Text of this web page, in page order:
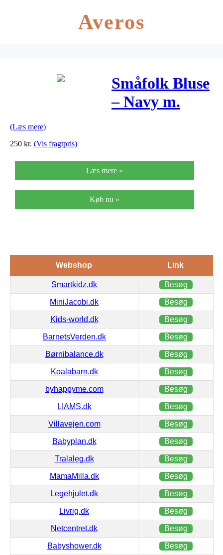
Averos
Småfolk Bluse
– Navy m.
(Læs mere)
250 kr. (Vis fragtpris)
Læs mere »
Køb nu »
Webshop Link
Smartkidz.dk Besøg
MiniJacobi.dk Besøg
Kids-world.dk Besøg
BarnetsVerden.dk Besøg
Børnibalance.dk Besøg
Koalabarn.dk Besøg
byhappyme.com Besøg
LIAMS.dk Besøg
Villavejen.com Besøg
Babyplan.dk Besøg
Tralaleg.dk Besøg
MamaMilla.dk Besøg
Legehjulet.dk Besøg
Livrig.dk Besøg
Netcentret.dk Besøg
Babyshower.dk Besøg